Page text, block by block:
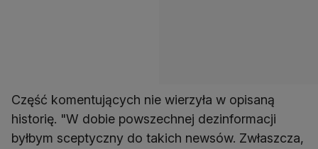
Część komentujących nie wierzyła w opisaną
historię. "W dobie powszechnej dezinformacji
byłbym sceptyczny do takich newsów. Zwłaszcza,